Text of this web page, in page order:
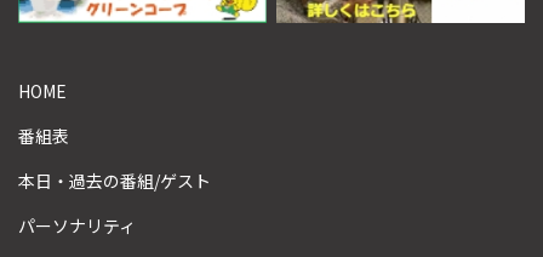
HOME
番組表
本日・過去の番組/ゲスト
パーソナリティ